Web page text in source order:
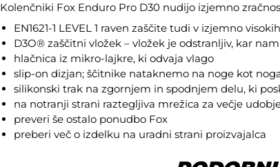
Kolenčniki Fox Enduro Pro D30 nudijo izjemno
EN1621-1 LEVEL 1 raven zaščite tudi v izjemno
D3O® zaščitni vložek – vložek je odstranljiv, kar
hlačnica iz mikro-lajkre, ki odvaja vlago
slip-on dizjan; ščitnike nataknemo na noge kot
silikonski trak na zgornjem in spodnjem delu, ki
na notranji strani raztegljiva mrežica za večje
preveri še ostalo ponudbo Fox
preberi več o izdelku na uradni strani proizvajalca